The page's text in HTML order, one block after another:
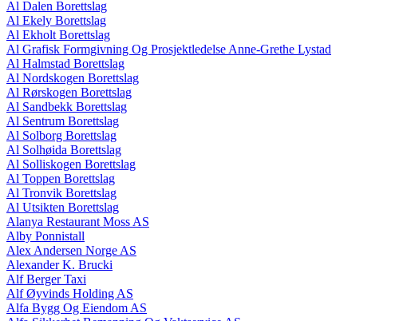
Al Dalen Borettslag
Al Ekely Borettslag
Al Ekholt Borettslag
Al Grafisk Formgivning Og Prosjektledelse Anne-Grethe Lystad
Al Halmstad Borettslag
Al Nordskogen Borettslag
Al Rørskogen Borettslag
Al Sandbekk Borettslag
Al Sentrum Borettslag
Al Solborg Borettslag
Al Solhøida Borettslag
Al Solliskogen Borettslag
Al Toppen Borettslag
Al Tronvik Borettslag
Al Utsikten Borettslag
Alanya Restaurant Moss AS
Alby Ponnistall
Alex Andersen Norge AS
Alexander K. Brucki
Alf Berger Taxi
Alf Øyvinds Holding AS
Alfa Bygg Og Eiendom AS